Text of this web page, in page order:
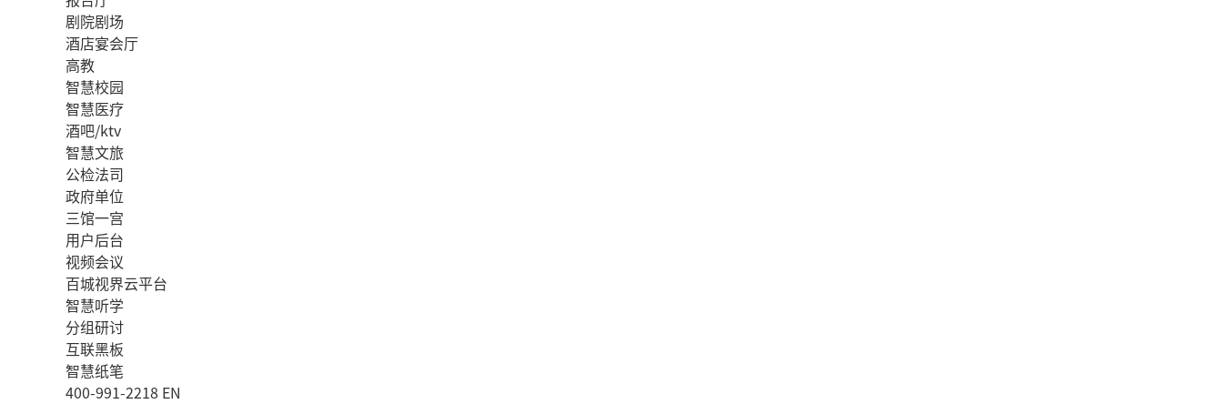
剧院剧场
酒店宴会厅
高教
智慧校园
智慧医疗
酒吧/ktv
智慧文旅
公检法司
政府单位
三馆一宫
用户后台
视频会议
百城视界云平台
智慧听学
分组研讨
互联黑板
智慧纸笔
400-991-2218 EN